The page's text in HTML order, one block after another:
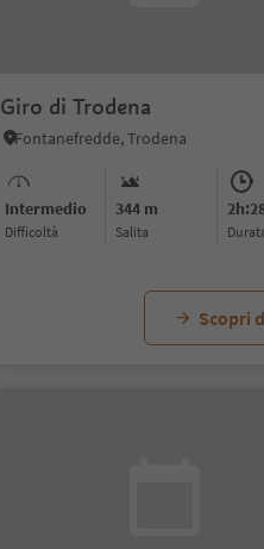
Giro di Trodena
Fontanefredde, Trodena
Intermedio
Difficoltà
344 m
Salita
Scopri